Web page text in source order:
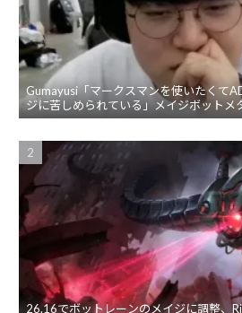
Gumayusi「マークスマンを使いたくて
ジに苦しめられている」メイジボットメ
26.16でボットレーンのメイジに調整、